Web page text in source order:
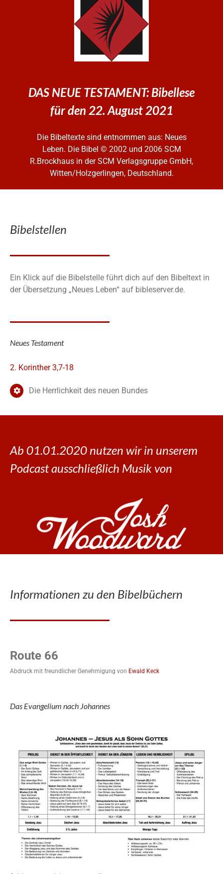
DAS NEUE TESTAMENT: Bibellese
für den 22. August 2021
Die Bibeltexte sind entnommen aus: Neues
Leben. Die Bibel © 2002 und 2006 SCM
R.Brockhaus in der SCM Verlagsgruppe GmbH,
Witten/Holzgerlingen, Deutschland.
Bibelstellen
Ein Klick auf die Bibelstelle führt dich auf den Bibeltext in
der Übersetzung „Neues Leben“ auf bibleserver.de.
Neues Testament
2. Korinther 3,7-18
Die Herrlichkeit des neuen Bundes
Ab 01.01.2020 nutzen wir in unserem
Podcast ausschließlich Musik von
Informationen zu den Bibelbüchern
Route 66
Abdruck mit freundlicher Genehmigung von Ewald Keck
Das Evangelium nach Johannes